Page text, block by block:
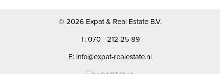
© 2026 Expat & Real Estate B.V.
T: 070 - 212 25 89
E: info@expat-realestate.nl